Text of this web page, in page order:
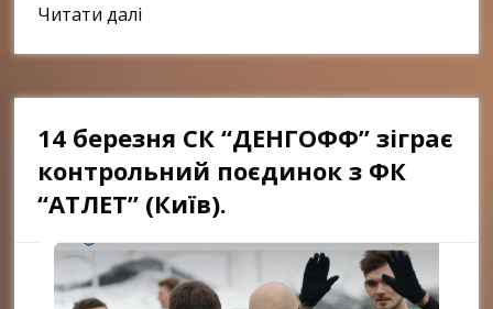
Читати далі
14 березня СК “ДЕНГОФФ” зіграє
контрольний поєдинок з ФК
“АТЛЕТ” (Київ).